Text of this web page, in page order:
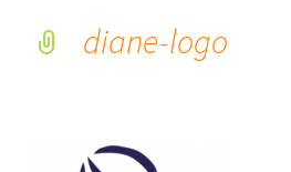
diane-logo